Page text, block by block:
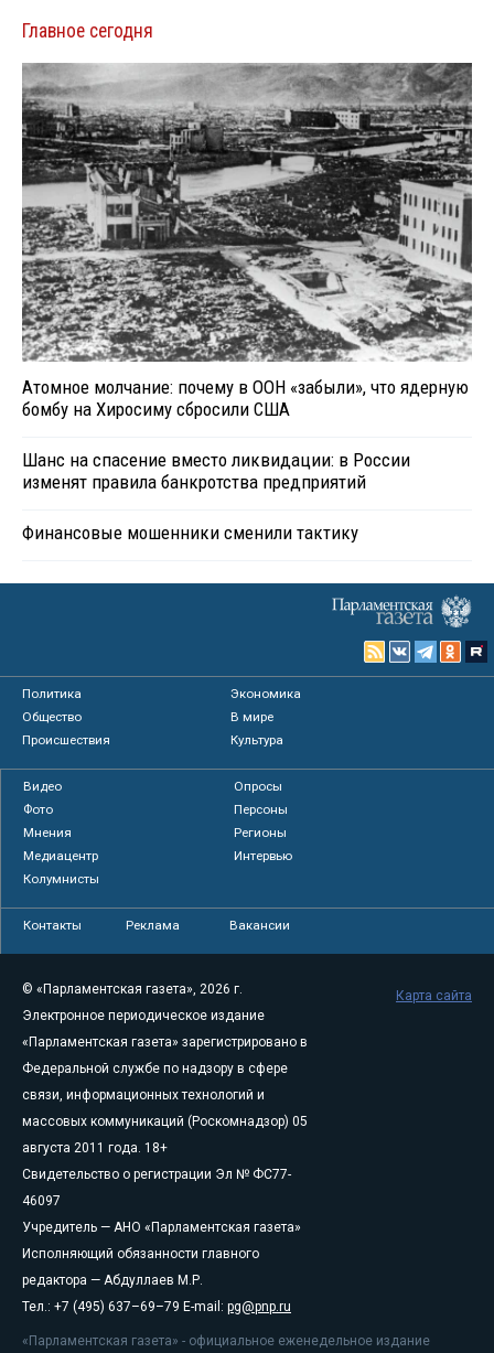
Главное сегодня
Атомное молчание: почему в ООН «забыли», что ядерную
бомбу на Хиросиму сбросили США
Шанс на спасение вместо ликвидации: в России
изменят правила банкротства предприятий
Финансовые мошенники сменили тактику
Политика
Экономика
Общество
В мире
Происшествия
Культура
Видео
Опросы
Фото
Персоны
Мнения
Регионы
Медиацентр
Интервью
Колумнисты
Контакты Реклама Вакансии
© «Парламентская газета», 2026 г.
Электронное периодическое издание
«Парламентская газета» зарегистрировано в
Федеральной службе по надзору в сфере
связи, информационных технологий и
массовых коммуникаций (Роскомнадзор) 05
августа 2011 года. 18+
Свидетельство о регистрации Эл № ФС77-
46097
Учредитель — АНО «Парламентская газета»
Исполняющий обязанности главного
редактора — Абдуллаев М.Р.
Тел.: +7 (495) 637–69–79 E-mail: pg@pnp.ru
«Парламентская газета» - официальное еженедельное издание
Карта сайта